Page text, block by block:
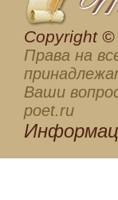
Сopyright ©
Права на
Ваши
poet.ru